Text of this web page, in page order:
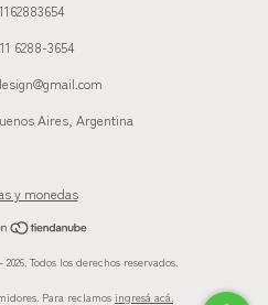
6288-3654
Aires, Argentina
y monedas
Todos los derechos reservados.
Para reclamos ingresá acá.